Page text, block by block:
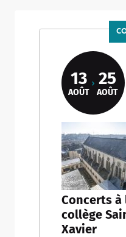
13
AOÛT
25
AOÛT
Concerts
collège
Xavier